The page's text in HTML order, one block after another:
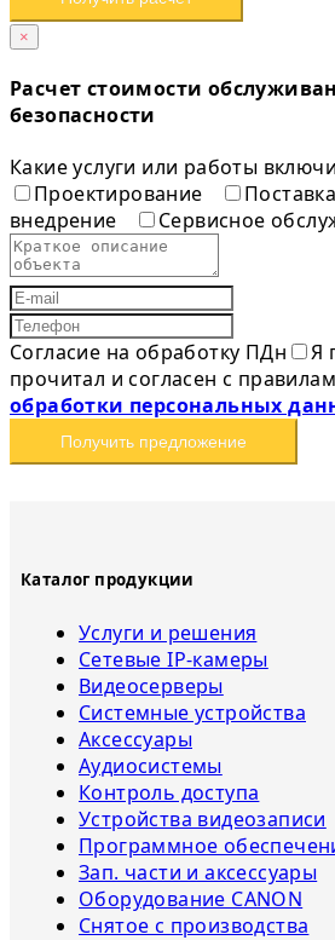
×
Расчет стоимости
безопасности
Какие услуги или работы
Проектирование
Поставка
внедрение
Сервисное
Согласие на обработку ПДн
Я
прочитал и согласен с
обработки персональных
Получить предложение
Каталог продукции
Услуги и решения
Сетевые IP-камеры
Видеосерверы
Системные устройства
Аксессуары
Аудиосистемы
Контроль доступа
Устройства видеозаписи
Программное
Зап. части и аксессуары
Оборудование CANON
Снятое с прoизвoдства